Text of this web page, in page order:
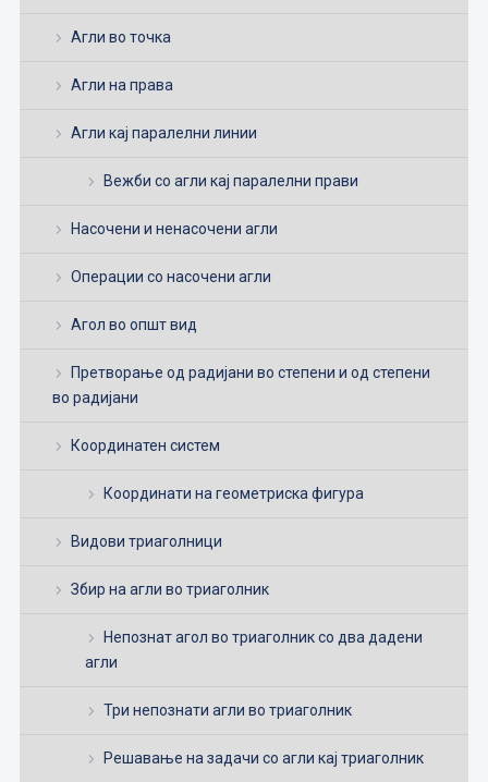
Агли во точка
Агли на права
Агли кај паралелни линии
Вежби со агли кај паралелни прави
Насочени и ненасочени агли
Операции со насочени агли
Агол во општ вид
Претворање од радијани во степени и од степени
во радијани
Координатен систем
Координати на геометриска фигура
Видови триаголници
Збир на агли во триаголник
Непознат агол во триаголник со два дадени
агли
Три непознати агли во триаголник
Решавање на задачи со агли кај триаголник